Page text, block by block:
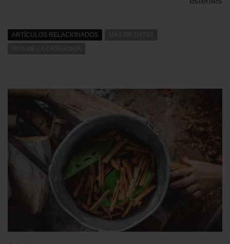
ARTÍCULOS RELACIONADOS